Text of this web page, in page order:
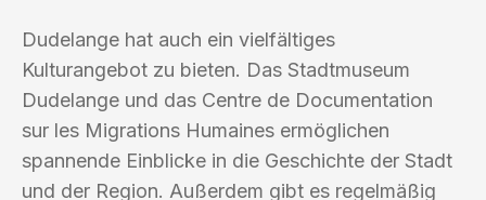
Dudelange hat auch ein vielfältiges
Kulturangebot zu bieten. Das Stadtmuseum
Dudelange und das Centre de Documentation
sur les Migrations Humaines ermöglichen
spannende Einblicke in die Geschichte der Stadt
und der Region. Außerdem gibt es regelmäßig